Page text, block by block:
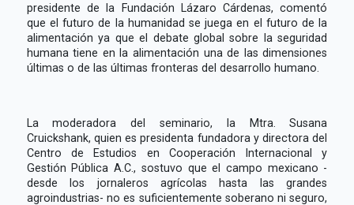
presidente de la Fundación Lázaro Cárdenas, comentó
que el futuro de la humanidad se juega en el futuro de la
alimentación ya que el debate global sobre la seguridad
humana tiene en la alimentación una de las dimensiones
últimas o de las últimas fronteras del desarrollo humano.
La moderadora del seminario, la Mtra. Susana
Cruickshank, quien es presidenta fundadora y directora del
Centro de Estudios en Cooperación Internacional y
Gestión Pública A.C., sostuvo que el campo mexicano -
desde los jornaleros agrícolas hasta las grandes
agroindustrias- no es suficientemente soberano ni seguro,